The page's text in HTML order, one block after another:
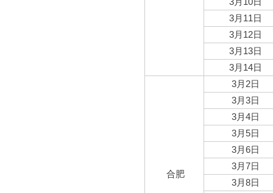
3月11日
3月12日
3月13日
3月14日
合肥
3月2日
3月3日
3月4日
3月5日
3月6日
3月7日
3月8日